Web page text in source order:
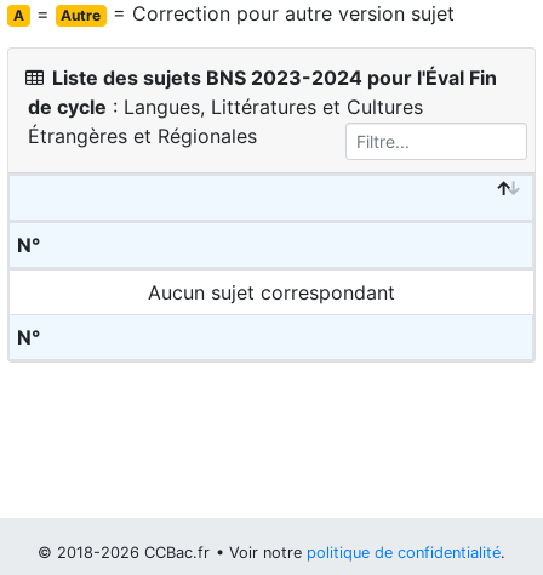
A = Autre = Correction pour autre version sujet
Liste des sujets BNS 2023-2024 pour l'Éval Fin
de cycle : Langues, Littératures et Cultures
Étrangères et Régionales
N°
N°
Aucun sujet correspondant
© 2018-2026 CCBac.fr • Voir notre politique de confidentialité.